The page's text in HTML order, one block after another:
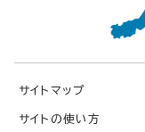
サイトマップ
サイトの使い方